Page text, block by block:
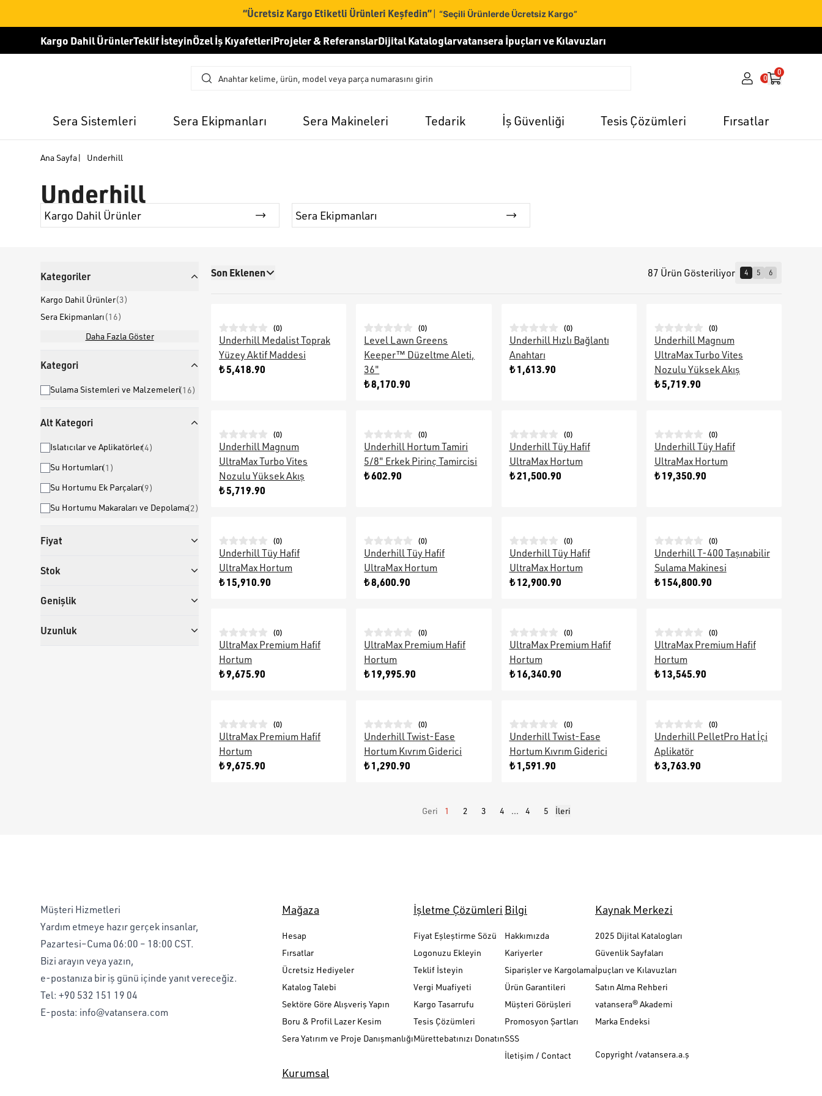
“Ücretsiz Kargo Etiketli Ürünleri Keşfedin”| “Seçili Ürünlerde Ücretsiz Kargo”
Kargo Dahil ÜrünlerTeklif İsteyinÖzel İş KıyafetleriProjeler & ReferanslarDijital Kataloglarvatansera İpuçları ve Kılavuzları
0
0
Sera Sistemleri Sera Ekipmanları Sera Makineleri Tedarik İş Güvenliği Tesis Çözümleri Fırsatlar
Ana Sayfa| Underhill
Underhill
Kargo Dahil Ürünler Sera Ekipmanları
Kategoriler
Kargo Dahil Ürünler(3)
Sera Ekipmanları(16)
Daha Fazla Göster
Kategori
Sulama Sistemleri ve Malzemeleri(16)
Alt Kategori
Islatıcılar ve Aplikatörler(4)
Su Hortumları(1 )
Su Hortumu Ek Parçaları(9)
Su Hortumu Makaraları ve Depolama(2)
Fiyat
Stok
Genişlik
Uzunluk
Son Eklenen 87 Ürün Gösteriliyor 4 5 6
(0)
Underhill Medalist Toprak
Yüzey Aktif Maddesi
₺ 5,418.90
(0)
Level Lawn Greens
Keeper™ Düzeltme Aleti,
36"
₺ 8,170.90
(0)
Underhill Hızlı Bağlantı
Anahtarı
₺ 1,613.90
(0)
Underhill Magnum
UltraMax Turbo Vites
Nozulu Yüksek Akış
₺ 5,719.90
(0)
Underhill Magnum
UltraMax Turbo Vites
Nozulu Yüksek Akış
₺ 5,719.90
(0)
Underhill Hortum Tamiri
5/8" Erkek Pirinç Tamircisi
₺ 602.90
(0)
Underhill Tüy Hafif
UltraMax Hortum
₺ 21,500.90
(0)
Underhill Tüy Hafif
UltraMax Hortum
₺ 19,350.90
(0)
Underhill Tüy Hafif
UltraMax Hortum
₺ 15,910.90
(0)
Underhill Tüy Hafif
UltraMax Hortum
₺ 8,600.90
(0)
Underhill Tüy Hafif
UltraMax Hortum
₺ 12,900.90
(0)
Underhill T-400 Taşınabilir
Sulama Makinesi
₺ 154,800.90
(0)
UltraMax Premium Hafif
Hortum
₺ 9,675.90
(0)
UltraMax Premium Hafif
Hortum
₺ 19,995.90
(0)
UltraMax Premium Hafif
Hortum
₺ 16,340.90
(0)
UltraMax Premium Hafif
Hortum
₺ 13,545.90
(0)
UltraMax Premium Hafif
Hortum
₺ 9,675.90
(0)
Underhill Twist-Ease
Hortum Kıvrım Giderici
₺ 1,290.90
(0)
Underhill Twist-Ease
Hortum Kıvrım Giderici
₺ 1,591.90
(0)
Underhill PelletPro Hat İçi
Aplikatör
₺ 3,763.90
Geri 1 2 3 4 ... 4 5 İleri
Müşteri Hizmetleri
Yardım etmeye hazır gerçek insanlar,
Pazartesi–Cuma 06:00 – 18:00 CST.
Bizi arayın veya yazın,
e-postanıza bir iş günü içinde yanıt vereceğiz.
Tel: +90 532 151 19 04
E-posta: info@vatansera.com
Mağaza
Hesap
Fırsatlar
Ücretsiz Hediyeler
Katalog Talebi
Sektöre Göre Alışveriş Yapın
Boru & Profil Lazer Kesim
Sera Yatırım ve Proje Danışmanlığı
İşletme Çözümleri
Fiyat Eşleştirme Sözü
Logonuzu Ekleyin
Teklif İsteyin
Vergi Muafiyeti
Kargo Tasarrufu
Tesis Çözümleri
Mürettebatınızı Donatın
Bilgi
Hakkımızda
Kariyerler
Siparişler ve Kargolama
Ürün Garantileri
Müşteri Görüşleri
Promosyon Şartları
SSS
İletişim / Contact
Kaynak Merkezi
2025 Dijital Katalogları
Güvenlik Sayfaları
İpuçları ve Kılavuzları
Satın Alma Rehberi
vatansera® Akademi
Marka Endeksi
Copyright /vatansera.a.ş
Kurumsal